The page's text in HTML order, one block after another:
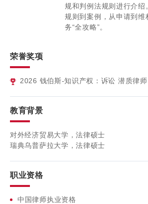
规和判例法规则进行介绍
规则到案例，从申请到维
务“全攻略”。
荣誉奖项
2026 钱伯斯-知识产权：诉讼 潜质律师
教育背景
对外经济贸易大学，法律硕士
瑞典乌普萨拉大学，法律硕士
职业资格
中国律师执业资格